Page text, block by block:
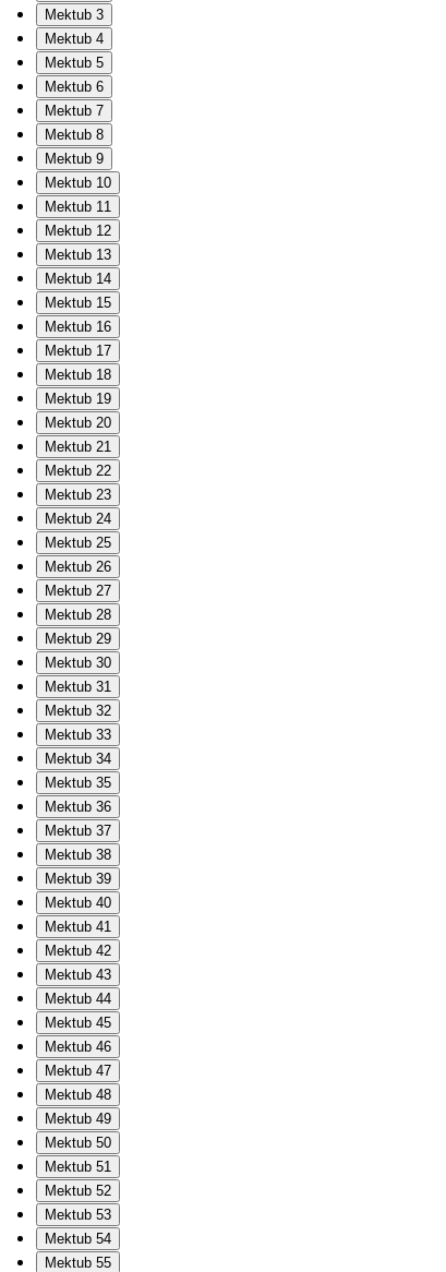
Mektub 3
Mektub 4
Mektub 5
Mektub 6
Mektub 7
Mektub 8
Mektub 9
Mektub 10
Mektub 11
Mektub 12
Mektub 13
Mektub 14
Mektub 15
Mektub 16
Mektub 17
Mektub 18
Mektub 19
Mektub 20
Mektub 21
Mektub 22
Mektub 23
Mektub 24
Mektub 25
Mektub 26
Mektub 27
Mektub 28
Mektub 29
Mektub 30
Mektub 31
Mektub 32
Mektub 33
Mektub 34
Mektub 35
Mektub 36
Mektub 37
Mektub 38
Mektub 39
Mektub 40
Mektub 41
Mektub 42
Mektub 43
Mektub 44
Mektub 45
Mektub 46
Mektub 47
Mektub 48
Mektub 49
Mektub 50
Mektub 51
Mektub 52
Mektub 53
Mektub 54
Mektub 55